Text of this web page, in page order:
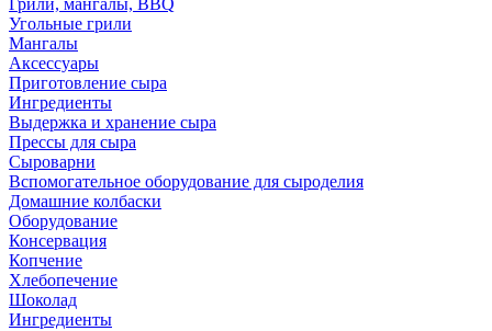
Грили, мангалы, BBQ
Угольные грили
Мангалы
Аксессуары
Приготовление сыра
Ингредиенты
Выдержка и хранение сыра
Прессы для сыра
Сыроварни
Вспомогательное оборудование для сыроделия
Домашние колбаски
Оборудование
Консервация
Копчение
Хлебопечение
Шоколад
Ингредиенты